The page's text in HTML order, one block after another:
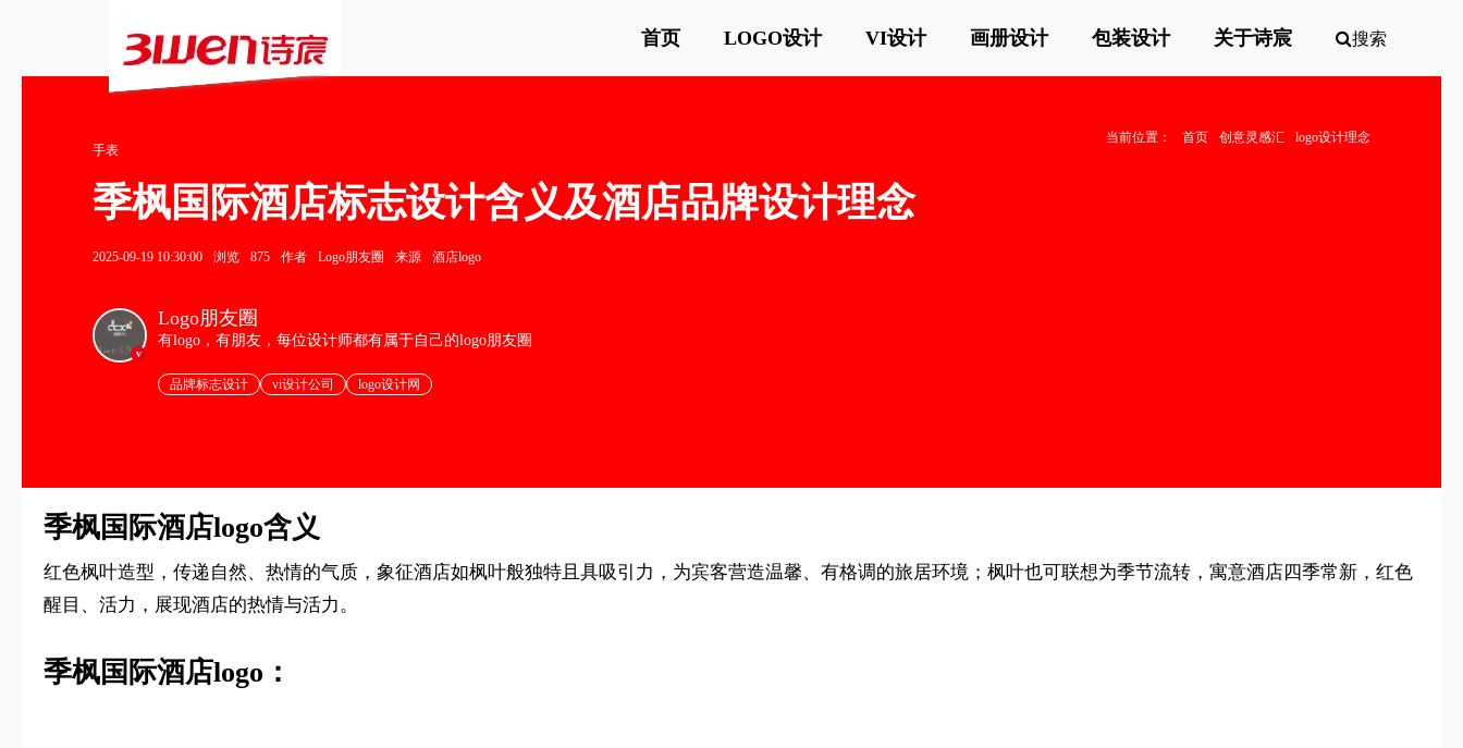
首页 LOGO设计 VI设计 画册设计 包装设计 关于诗宸 搜索
当前位置： 首页 创意灵感汇
logo设计理念
手表
季枫国际酒店标志设计含义及酒店品牌设计理念
2025-09-19 10:30:00 浏览 875 作者 Logo朋友圈 来源 酒店logo
v
Logo朋友圈
有logo，有朋友，每位设计师都有属于自己的logo朋友圈
品牌标志设计 vi设计公司 logo设计网
季枫国际酒店logo含义
红色枫叶造型，传递自然、热情的气质，象征酒店如枫叶般独特且具吸引力，为宾客营造温馨、有格调的旅居环境；枫叶也可联想为季节流转，寓意酒店四季常新，红色
醒目、活力，展现酒店的热情与活力。
季枫国际酒店logo：